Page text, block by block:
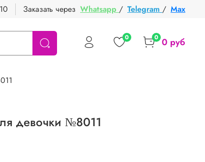
Заказать через Whatsapp / Telegram / Max
0 0 0 руб
девочки №8011